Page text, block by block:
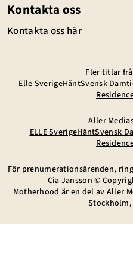
Kontakta oss
Kontakta oss här
Fler titlar
Elle SverigeHäntSvensk
Aller
ELLE SverigeHäntSvensk
För prenumerationsärenden, ring
Cia Jansson ©
Motherhood är en del avAller
Stockholm,